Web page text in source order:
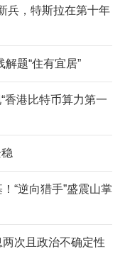
兵，特斯拉在第十年
题“住有宜居”
香港比特币算力第一
“逆向猎手”盛震山掌
次且政治不确定性